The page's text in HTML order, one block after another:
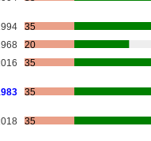
35
20
35
35
35